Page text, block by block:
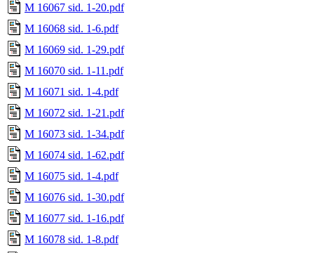
M 16067 sid. 1-20.pdf
M 16068 sid. 1-6.pdf
M 16069 sid. 1-29.pdf
M 16070 sid. 1-11.pdf
M 16071 sid. 1-4.pdf
M 16072 sid. 1-21.pdf
M 16073 sid. 1-34.pdf
M 16074 sid. 1-62.pdf
M 16075 sid. 1-4.pdf
M 16076 sid. 1-30.pdf
M 16077 sid. 1-16.pdf
M 16078 sid. 1-8.pdf